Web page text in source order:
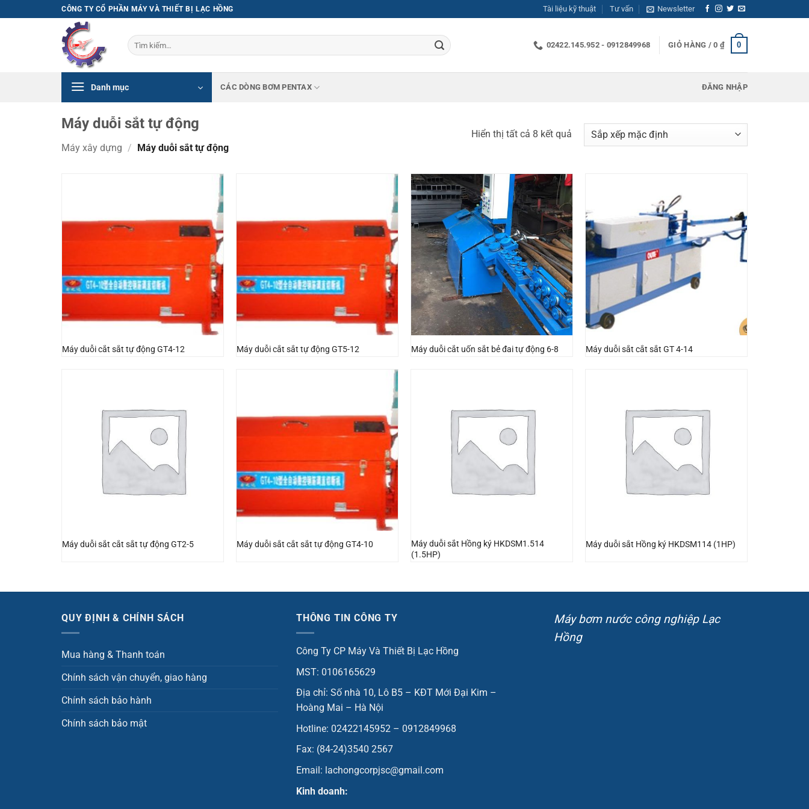
qua
CÔNG TY CỔ PHẦN MÁY VÀ THIẾT BỊ LẠC HỒNG Tài liệu kỹ thuật Tư vấn Newsletter
Tìm
kiếm:
02422.145.952 - 0912849968 GIỎ HÀNG /0 ₫ 0
Danh mục CÁC DÒNG BƠM PENTAX ĐĂNG NHẬP
Máy duỗi sắt tự động
Máy xây dựng / Máy duỗi sắt tự động
Hiển thị tất cả 8 kết quả
Máy duỗi cắt sắt tự động GT4-12 Máy duỗi cắt sắt tự động GT5-12 Máy duỗi cắt uốn sắt bẻ đai tự động 6-8 Máy duỗi sắt cắt sắt GT 4-14
Máy duỗi sắt cắt sắt tự động GT2-5 Máy duỗi sắt cắt sắt tự động GT4-10
Máy duỗi sắt Hồng ký HKDSM1.514
(1.5HP)
Máy duỗi sắt Hồng ký HKDSM114 (1HP)
QUY ĐỊNH & CHÍNH SÁCH
Mua hàng & Thanh toán
Chính sách vận chuyển, giao hàng
Chính sách bảo hành
Chính sách bảo mật
THÔNG TIN CÔNG TY
Công Ty CP Máy Và Thiết Bị Lạc Hồng
MST: 0106165629
Địa chỉ: Số nhà 10, Lô B5 – KĐT Mới Đại Kim –
Hoàng Mai – Hà Nội
Hotline: 02422145952 – 0912849968
Fax: (84-24)3540 2567
Email: lachongcorpjsc@gmail.com
Kinh doanh:
Máy bơm nước công nghiệp Lạc
Hồng